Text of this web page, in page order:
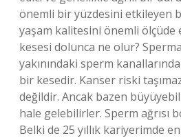
önemli bir yüzdesini etkileyen
yaşam kalitesini önemli ölçüde
kesesi dolunca ne olur?
yakınındaki sperm
bir kesedir. Kanser riski
değildir. Ancak bazen
hale gelebilirler. Sperm ağrısı
Belki de 25 yıllık kariyerimde